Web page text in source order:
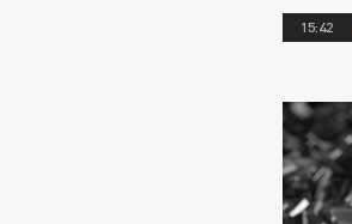
15:42